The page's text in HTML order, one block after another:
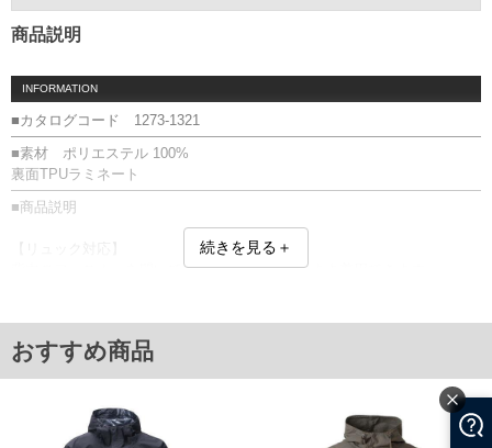
商品説明
INFORMATION
■カタログコード 1273-1321
■素材 ポリエステル 100%
裏面TPUラミネート
■商品説明
背中のファスナーを開いてリュックを背負ったまま着用できます。
ト／リュック対応／ヘルメット対応／再帰反射プリント(袖)／再帰反射テ
節ひも有)／フルジップ(マジックテープ有)／サイドポケット(止水ファス
【はっ水加工について】はっ水加工は永久的なものではなく、繰り返し
続きを見る＋
おすすめ商品